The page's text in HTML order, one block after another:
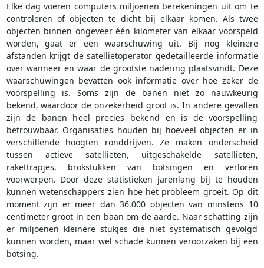
Elke dag voeren computers miljoenen berekeningen uit om te
controleren of objecten te dicht bij elkaar komen. Als twee
objecten binnen ongeveer één kilometer van elkaar voorspeld
worden, gaat er een waarschuwing uit. Bij nog kleinere
afstanden krijgt de satellietoperator gedetailleerde informatie
over wanneer en waar de grootste nadering plaatsvindt. Deze
waarschuwingen bevatten ook informatie over hoe zeker de
voorspelling is. Soms zijn de banen niet zo nauwkeurig
bekend, waardoor de onzekerheid groot is. In andere gevallen
zijn de banen heel precies bekend en is de voorspelling
betrouwbaar. Organisaties houden bij hoeveel objecten er in
verschillende hoogten ronddrijven. Ze maken onderscheid
tussen actieve satellieten, uitgeschakelde satellieten,
rakettrapjes, brokstukken van botsingen en verloren
voorwerpen. Door deze statistieken jarenlang bij te houden
kunnen wetenschappers zien hoe het probleem groeit. Op dit
moment zijn er meer dan 36.000 objecten van minstens 10
centimeter groot in een baan om de aarde. Naar schatting zijn
er miljoenen kleinere stukjes die niet systematisch gevolgd
kunnen worden, maar wel schade kunnen veroorzaken bij een
botsing.